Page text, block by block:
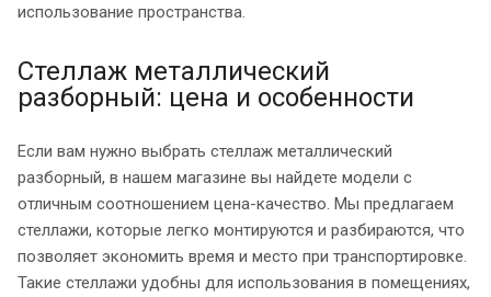
использование пространства.
Стеллаж металлический
разборный: цена и особенности
Если вам нужно выбрать стеллаж металлический
разборный, в нашем магазине вы найдете модели с
отличным соотношением цена-качество. Мы предлагаем
стеллажи, которые легко монтируются и разбираются, что
позволяет экономить время и место при транспортировке.
Такие стеллажи удобны для использования в помещениях,